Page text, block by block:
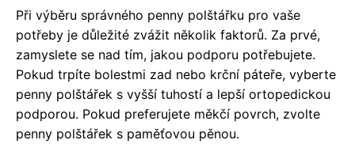
Při výběru správného penny polštářku pro vaše
potřeby je důležité zvážit několik faktorů. Za prvé,
zamyslete se nad tím, jakou podporu potřebujete.
Pokud trpíte bolestmi zad nebo krční páteře, vyberte
penny polštářek s vyšší tuhostí a lepší ortopedickou
podporou. Pokud preferujete měkčí povrch, zvolte
penny polštářek s paměťovou pěnou.